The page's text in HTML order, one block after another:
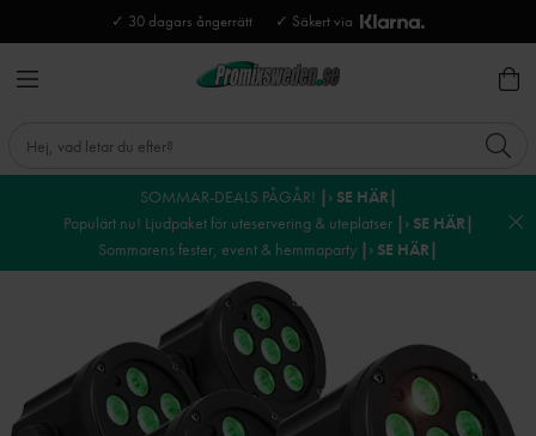
✓ 30 dagars ångerrätt ✓ Säkert via
SOMMAR-DEALS PÅGÅR! |› SE HÄR|
Populärt nu! Ljudpaket för uteservering & uteplatser |› SE HÄR|
Sommarens fester, event & hemmaparty |› SE HÄR|